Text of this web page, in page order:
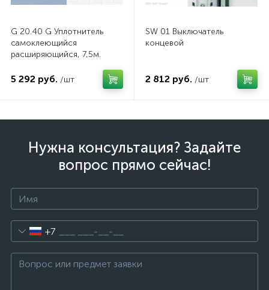
G 20.40 G Уплотнитель
самоклеющийся
расширяющийся, 7,5м.
5 292 руб. /шт
SW 01 Выключатель
концевой
2 812 руб. /шт
Нужна консультация? Задайте
вопрос прямо сейчас!
+7